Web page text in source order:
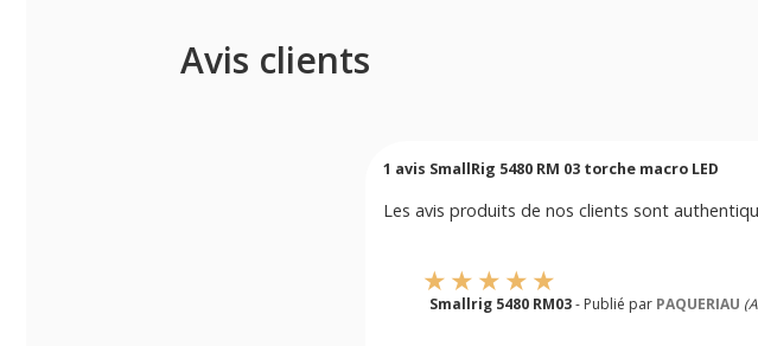
Avis clients
1 avis SmallRig 5480 RM 03 torche macro LED
Les avis produits de nos clients sont
Smallrig 5480 RM03- Publié par PAQUERIAU